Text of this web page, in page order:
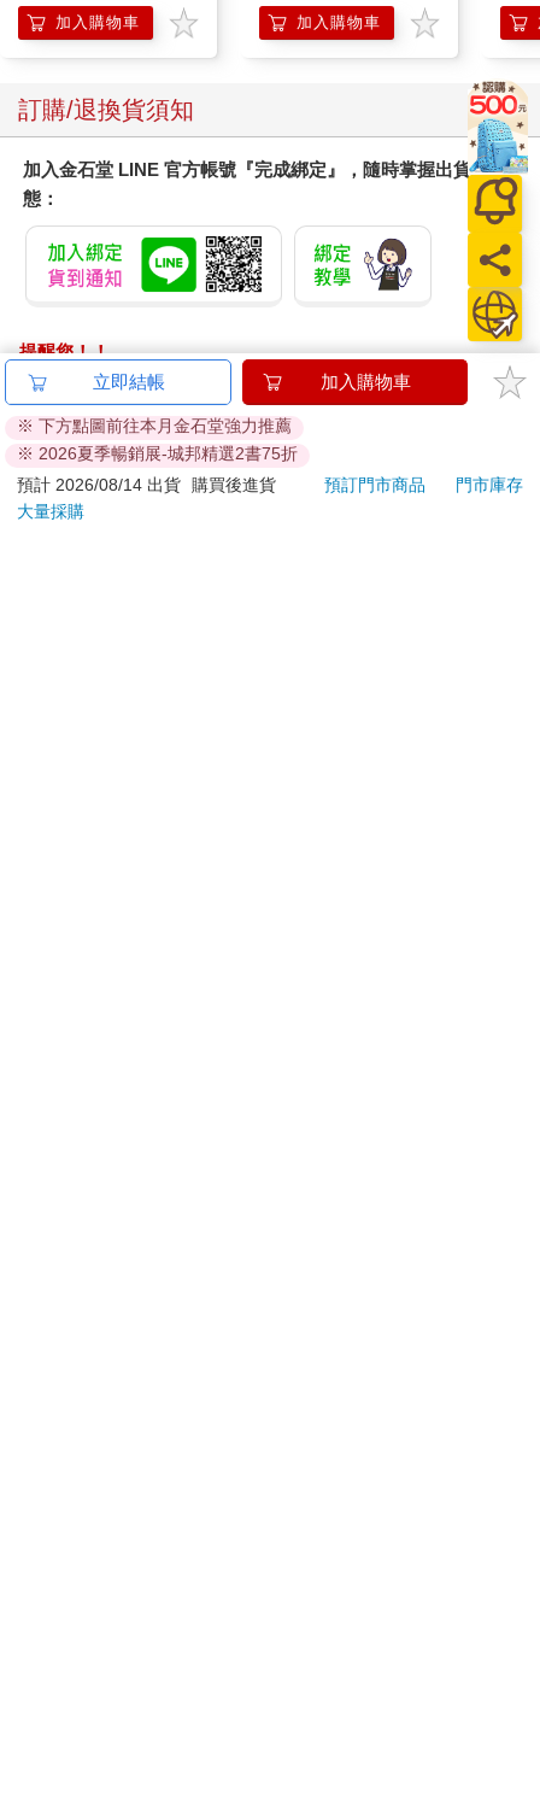
調理頭皮洗髮液/0矽靈
滋潤洗頭髮水/一般髮
加入購物車 加入購物車
訂購/退換貨須知
加入金石堂 LINE 官方帳號『完成綁定』，隨時掌握出貨動
態：
提醒您！！
金石堂及銀行均不會請您操作ATM! 如接獲電話要求您前往
ATM提款機，請不要聽從指示，以免受騙上當！
退換貨須知：
**提醒您，鑑賞期不等於試用期，退回商品須為全新狀態**
依據「消費者保護法」第19條及行政院消費者保護處公告之
立即結帳 加入購物車
※ 下方點圖前往本月金石堂強力推薦
※ 2026夏季暢銷展-城邦精選2書75折
預計 2026/08/14 出貨
購買後進貨 預訂門市商品
門市庫存
大量採購